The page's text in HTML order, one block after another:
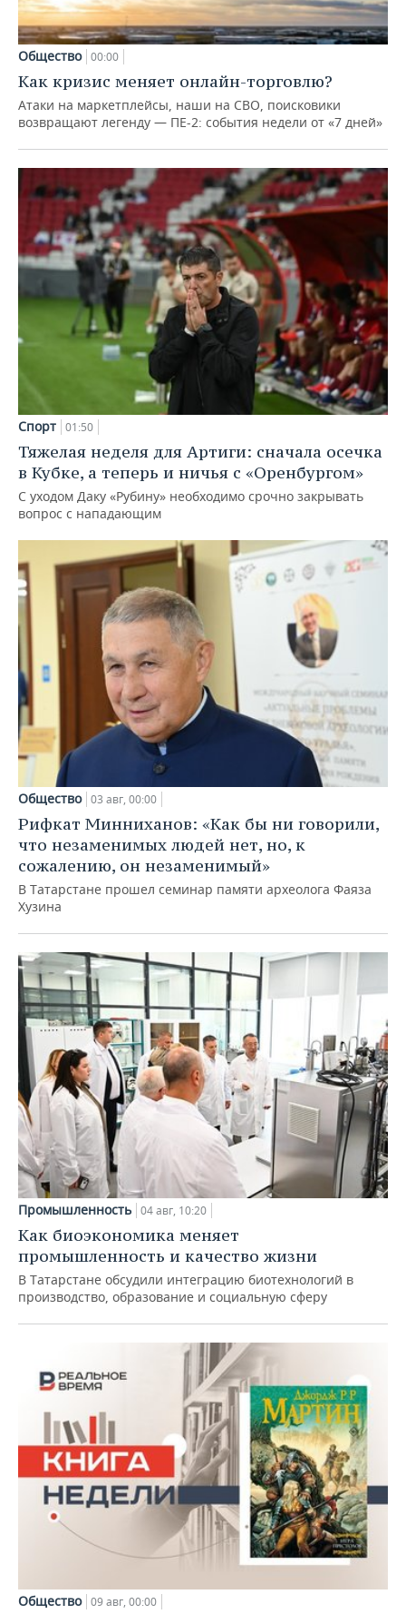
Общество 00:00
Как кризис меняет онлайн-торговлю?
Атаки на маркетплейсы, наши на СВО, поисковики
возвращают легенду — ПЕ-2: события недели от «7 дней»
Спорт 01:50
Тяжелая неделя для Артиги: сначала осечка
в Кубке, а теперь и ничья с «Оренбургом»
С уходом Даку «Рубину» необходимо срочно закрывать
вопрос с нападающим
Общество 03 авг, 00:00
Рифкат Минниханов: «Как бы ни говорили,
что незаменимых людей нет, но, к
сожалению, он незаменимый»
В Татарстане прошел семинар памяти археолога Фаяза
Хузина
Промышленность 04 авг, 10:20
Как биоэкономика меняет
промышленность и качество жизни
В Татарстане обсудили интеграцию биотехнологий в
производство, образование и социальную сферу
Общество 09 авг, 00:00